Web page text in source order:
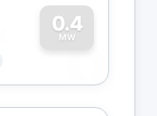
0.4
MW
0